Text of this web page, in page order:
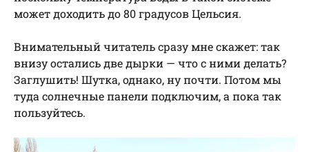
может доходить до 80 градусов Цельсия.
Внимательный читатель сразу мне скажет: так
внизу остались две дырки — что с ними делать?
Заглушить! Шутка, однако, ну почти. Потом мы
туда солнечные панели подключим, а пока так
пользуйтесь.